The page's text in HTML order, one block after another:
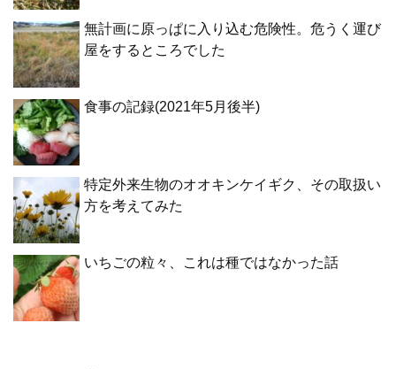
無計画に原っぱに入り込む危険性。危うく運び
屋をするところでした
食事の記録(2021年5月後半)
特定外来生物のオオキンケイギク、その取扱い
方を考えてみた
いちごの粒々、これは種ではなかった話